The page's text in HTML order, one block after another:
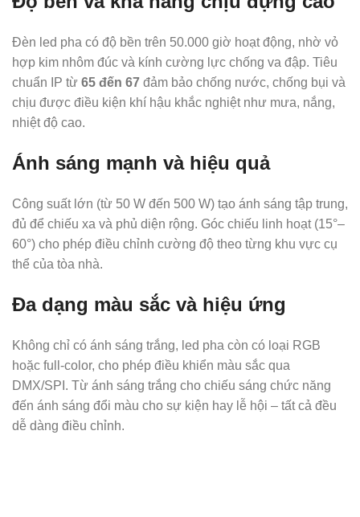
Đèn led pha có độ bền trên 50.000 giờ hoạt động, nhờ vỏ
hợp kim nhôm đúc và kính cường lực chống va đập. Tiêu
chuẩn IP từ 65 đến 67 đảm bảo chống nước, chống bụi và
chịu được điều kiện khí hậu khắc nghiệt như mưa, nắng,
nhiệt độ cao.
Ánh sáng mạnh và hiệu quả
Công suất lớn (từ 50 W đến 500 W) tạo ánh sáng tập trung,
đủ để chiếu xa và phủ diện rộng. Góc chiếu linh hoạt (15°–
60°) cho phép điều chỉnh cường độ theo từng khu vực cụ
thể của tòa nhà.
Đa dạng màu sắc và hiệu ứng
Không chỉ có ánh sáng trắng, led pha còn có loại RGB
hoặc full‑color, cho phép điều khiển màu sắc qua
DMX/SPI. Từ ánh sáng trắng cho chiếu sáng chức năng
đến ánh sáng đổi màu cho sự kiện hay lễ hội – tất cả đều
dễ dàng điều chỉnh.